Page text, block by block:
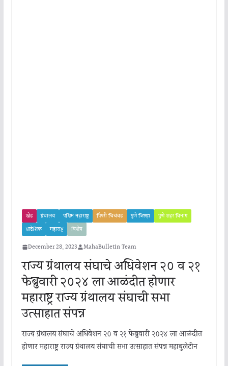
खेड ग्रंथालय पश्चिम महाराष्ट्र पिंपरी चिचंवड पुणे जिल्हा
पुणे शहर विभाग
प्रादेशिक
महाराष्ट्र विशेष
December 28, 2023 MahaBulletin Team
राज्य ग्रंथालय संघाचे अधिवेशन २० व २१
फेब्रुवारी २०२४ ला आळंदीत होणार
महाराष्ट्र राज्य ग्रंथालय संघाची सभा
उत्साहात संपन्न
राज्य ग्रंथालय संघाचे अधिवेशन २० व २१ फेब्रुवारी २०२४ ला आळंदीत
होणार महाराष्ट्र राज्य ग्रंथालय संघाची सभा उत्साहात संपन्न महाबुलेटीन